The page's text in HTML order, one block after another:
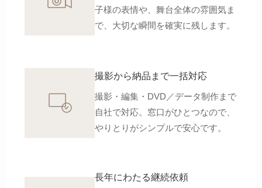
子様の表情や、舞台全体の雰囲気ま
で、大切な瞬間を確実に残します。
撮影から納品まで一括対応
撮影・編集・DVD／データ制作まで
自社で対応。窓口がひとつなので、
やりとりがシンプルで安心です。
長年にわたる継続依頼